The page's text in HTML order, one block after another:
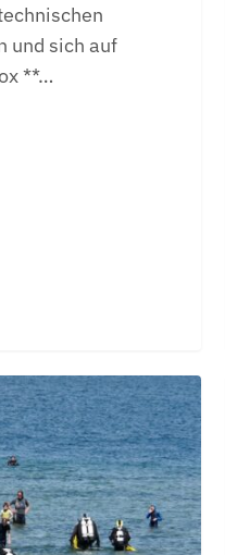
und sich auf
**…